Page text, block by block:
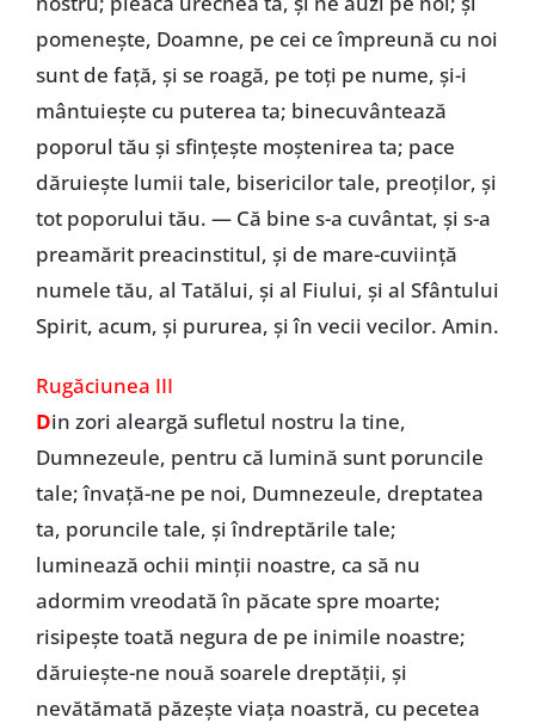
pomenește, Doamne, pe cei ce împreună cu noi
sunt de față, și se roagă, pe toți pe nume, și-i
mântuiește cu puterea ta; binecuvântează
poporul tău și sfințește moștenirea ta; pace
dăruiește lumii tale, bisericilor tale, preoților, și
tot poporului tău. — Că bine s-a cuvântat, și s-a
preamărit preacinstitul, și de mare-cuviință
numele tău, al Tatălui, și al Fiului, și al Sfântului
Spirit, acum, și pururea, și în vecii vecilor. Amin.
Rugăciunea III
Din zori aleargă sufletul nostru la tine,
Dumnezeule, pentru că lumină sunt poruncile
tale; învață-ne pe noi, Dumnezeule, dreptatea
ta, poruncile tale, și îndreptările tale;
luminează ochii minții noastre, ca să nu
adormim vreodată în păcate spre moarte;
risipește toată negura de pe inimile noastre;
dăruiește-ne nouă soarele dreptății, și
nevătămată păzește viața noastră, cu pecetea